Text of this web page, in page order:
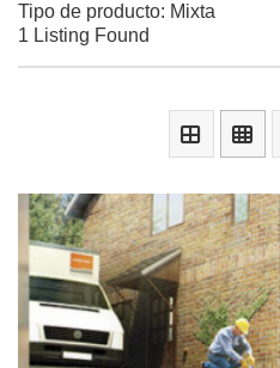
Tipo de producto: Mixta
1 Listing Found